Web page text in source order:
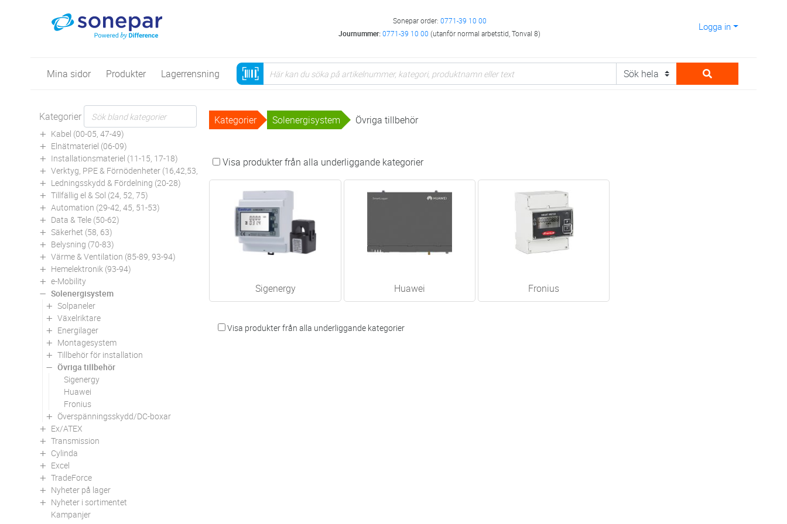
Sonepar order: 0771-39 10 00
Journummer:0771-39 10 00 (utanför normal arbetstid, Tonval 8)
Logga in
Mina sidor Produkter Lagerrensning
Kategorier
Kabel (00-05, 47-49)
Elnätmateriel (06-09)
Installationsmateriel (11-15, 17-18)
Verktyg, PPE & Förnödenheter (16,42,53,94)
Ledningsskydd & Fördelning (20-28)
Tillfällig el & Sol (24, 52, 75)
Automation (29-42, 45, 51-53)
Data & Tele (50-62)
Säkerhet (58, 63)
Belysning (70-83)
Värme & Ventilation (85-89, 93-94)
Hemelektronik (93-94)
e-Mobility
Solenergisystem
Solpaneler
Växelriktare
Energilager
Montagesystem
Tillbehör för installation
Övriga tillbehör
Sigenergy
Huawei
Fronius
Överspänningsskydd/DC-boxar
Ex/ATEX
Transmission
Cylinda
Excel
TradeForce
Nyheter på lager
Nyheter i sortimentet
Kampanjer
Kategorier Solenergisystem Övriga tillbehör
Visa produkter från alla underliggande kategorier
Sigenergy Huawei Fronius
Visa produkter från alla underliggande kategorier